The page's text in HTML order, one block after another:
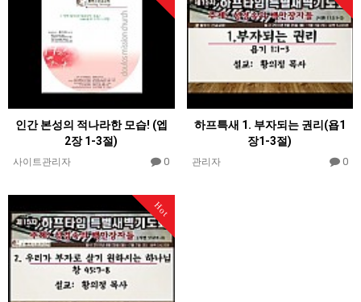
인간 본성의 적나라한 모습! (엡
2장 1-3절)
사이트관리자 0
하프특새 1. 부자되는 권리(욥1
장1-3절)
관리자 0
Hot